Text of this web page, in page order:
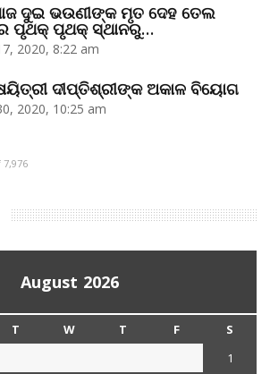
ଦୁଇ ଭଉଣୀଙ୍କ ମୃତ ଦେହ ତେଲ
ପୃଥକ୍‌ ପୃଥକ୍‌ ସ୍ଥାନରୁ…
2020, 8:22 am
ଦୀପ୍ତିଶ୍ରୀଙ୍କ ଅକାଳ ବିୟୋଗ
2020, 10:25 am
7,976
August 2026
T W T F
S
1